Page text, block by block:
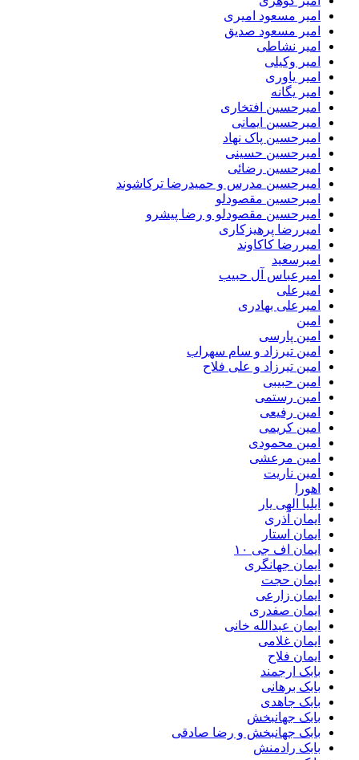
امیر مسعود امیری
امیر مسعود صدیق
امیر نشاطی
امیر وکیلی
امیر یاوری
امیر یگانه
امیرحسین افتخاری
امیرحسین ایمانی
امیرحسین پاک نهاد
امیرحسین حسینی
امیرحسین رضائی
امیرحسین مدرس و حمیدرضا ترکاشوند
امیرحسین مقصودلو
امیرحسین مقصودلو و رضا پیشرو
امیررضا پرهیزکاری
امیررضا کاکاوند
امیرسعید
امیرعباس آل حبیب
امیرعلی
امیرعلی بهادری
امین
امین پارسی
امین تیرزاد و سام سهراب
امین تیرزاد و علی فلاح
امین حبیبی
امین رستمی
امین رفیعی
امین کریمی
امین محمودی
امین مرعشی
امین ناریت
اهورا
ایلیا الهی یار
ایمان آذری
ایمان استار
ایمان اف جی ۱۰
ایمان جهانگری
ایمان حجت
ایمان زارعی
ایمان صفدری
ایمان عبدالله خانی
ایمان غلامی
ایمان فلاح
بابک ارجمند
بابک برهانی
بابک جاهدی
بابک جهانبخش
بابک جهانبخش و رضا صادقی
بابک رادمنش